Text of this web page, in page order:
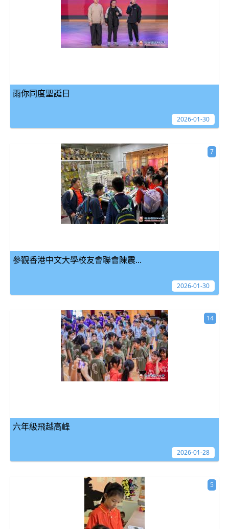
雨你同度聖誕日
2026-01-30
參觀香港中文大學校友會聯會陳震...
7
2026-01-30
六年級飛越高峰
14
2026-01-28
5